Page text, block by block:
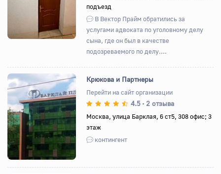
подъезд
В Вектор Прайм обратились за
услугами адвоката по уголовному делу
сына, где он был в качестве
подозреваемого по делу....
Назад Вперед
Крюкова и Партнеры
Перейти на сайт организации
4.5 • 2 отзыва
Москва, улица Барклая, 6 ст5, 308 офис; 3
этаж
контингент